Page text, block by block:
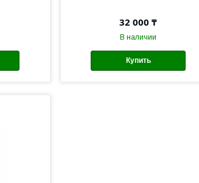
32 000 ₸
В наличии
Купить